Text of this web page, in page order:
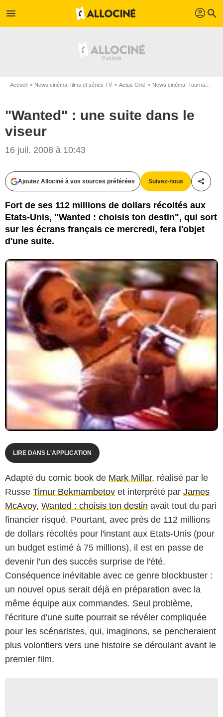
menu profil search
Accueil News cinéma, films et séries TV Actus Ciné News cinéma: Tournages
"Wanted" : une suite dans le
viseur
16 juil. 2008 à 10:43
Ajoutez Allociné à vos sources préférées Suivez-nous
Fort de ses 112 millions de dollars récoltés aux
Etats-Unis, "Wanted : choisis ton destin", qui sort
sur les écrans français ce mercredi, fera l'objet
d'une suite.
LIRE DANS L'APPLICATION
Adapté du comic book de Mark Millar, réalisé par le
Russe Timur Bekmambetov et interprété par James
McAvoy, Wanted : choisis ton destin avait tout du pari
financier risqué. Pourtant, avec près de 112 millions
de dollars récoltés pour l'instant aux Etats-Unis (pour
un budget estimé à 75 millions), il est en passe de
devenir l'un des succès surprise de l'été.
Conséquence inévitable avec ce genre blockbuster :
un nouvel opus serait déjà en préparation avec la
même équipe aux commandes. Seul problème,
l'écriture d'une suite pourrait se révéler compliquée
pour les scénaristes, qui, imaginons, se pencheraient
plus volontiers vers une histoire se déroulant avant le
premier film.